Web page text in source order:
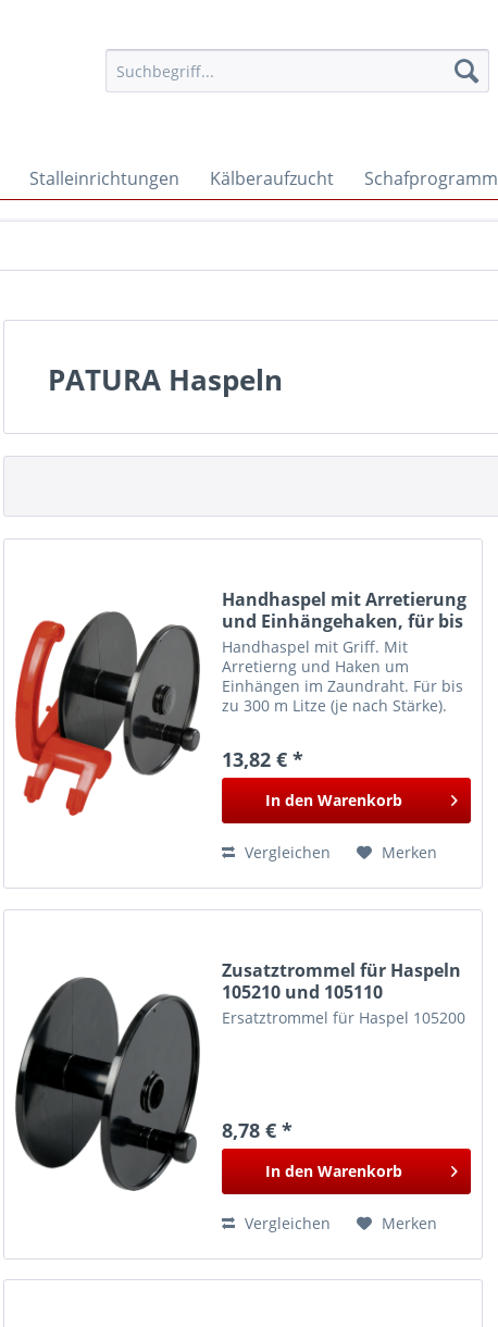
Stalleinrichtungen Kälberaufzucht Schafprogramm
PATURA Haspeln
Handhaspel mit Arretierung
und Einhängehaken, für bis
zu 300 m Litze
Handhaspel mit Griff. Mit
Arretierng und Haken um
Einhängen im Zaundraht. Für bis
zu 300 m Litze (je nach Stärke).
Weide oder für kurze
Mobilzäune.
13,82 € *
In den Warenkorb
Vergleichen Merken
Zusatztrommel für Haspeln
105210 und 105110
Ersatztrommel für Haspel 105200
8,78 € *
In den Warenkorb
Vergleichen Merken